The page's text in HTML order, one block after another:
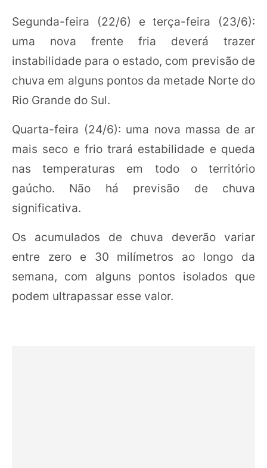
Segunda-feira (22/6) e terça-feira (23/6):
uma nova frente fria deverá trazer
instabilidade para o estado, com previsão de
chuva em alguns pontos da metade Norte do
Rio Grande do Sul.
Quarta-feira (24/6): uma nova massa de ar
mais seco e frio trará estabilidade e queda
nas temperaturas em todo o território
gaúcho. Não há previsão de chuva
significativa.
Os acumulados de chuva deverão variar
entre zero e 30 milímetros ao longo da
semana, com alguns pontos isolados que
podem ultrapassar esse valor.